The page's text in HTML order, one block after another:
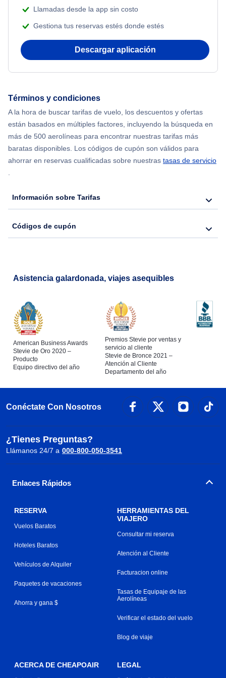
Flights from Nueva York to Mumbai
Flights from Shanghai to Nueva York
Flights from Nueva York to Seúl
Flights from Nueva York to Hong Kong
Llamadas desde la app sin costo
Gestiona tus reservas estés donde estés
Descargar aplicación
Términos y condiciones
A la hora de buscar tarifas de vuelo, los descuentos y ofertas
están basados en múltiples factores, incluyendo la búsqueda en
más de 500 aerolíneas para encontrar nuestras tarifas más
baratas disponibles. Los códigos de cupón son válidos para
ahorrar en reservas cualificadas sobre nuestras tasas de servicio
.
Información sobre Tarifas
Códigos de cupón
Asistencia galardonada, viajes asequibles
American Business Awards
Stevie de Oro 2020 –
Producto
Equipo directivo del año
Premios Stevie por ventas y
servicio al cliente
Stevie de Bronce 2021 –
Atención al Cliente
Departamento del año
Conéctate Con Nosotros
¿Tienes Preguntas?
Llámanos 24/7 a 000-800-050-3541
Enlaces Rápidos
RESERVA
Vuelos Baratos
Hoteles Baratos
Vehículos de Alquiler
Paquetes de vacaciones
Ahorra y gana $
HERRAMIENTAS DEL
VIAJERO
Consultar mi reserva
Atención al Cliente
Facturacion online
Tasas de Equipaje de las
Aerolíneas
Verificar el estado del vuelo
Blog de viaje
ACERCA DE CHEAPOAIR LEGAL